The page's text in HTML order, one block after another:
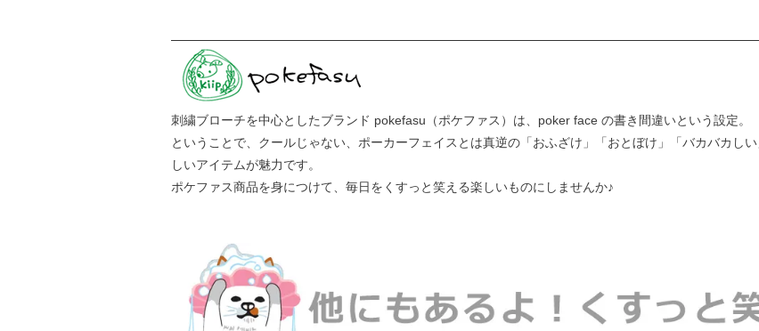
刺繍ブローチを中心としたブランド pokefasu（ポケファス）は、poker face の書き間違いという設定。
ということで、クールじゃない、ポーカーフェイスとは真逆の「おふざけ」「おとぼけ」「バカバカし
しいアイテムが魅力です。
ポケファス商品を身につけて、毎日をくすっと笑える楽しいものにしませんか♪